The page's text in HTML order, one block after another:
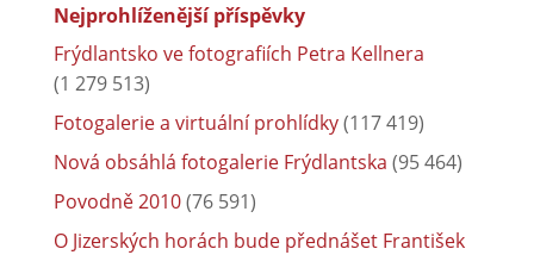
Nejprohlíženější příspěvky
Frýdlantsko ve fotografiích Petra Kellnera
(1 279 513)
Fotogalerie a virtuální prohlídky(117 419)
Nová obsáhlá fotogalerie Frýdlantska (95 464)
Povodně 2010(76 591)
O Jizerských horách bude přednášet František